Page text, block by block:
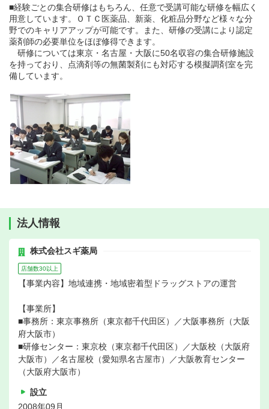
■経験ごとの集合研修はもちろん、任意で受講可能な研修を幅広く
用意しています。ＯＴＣ医薬品、新薬、化粧品分野など様々な分
野でのキャリアアップが可能です。また、研修の受講により認定
薬剤師の必要単位をほぼ修得できます。
研修については東京・名古屋・大阪に50名収容の集合研修施設
を持っており、点滴剤等の無菌製剤にも対応する模擬調剤室を完
備しています。
法人情報
株式会社スギ薬局
店舗数30以上
【事業内容】地域連携・地域密着型ドラッグストアの運営
【事業所】
■事務所：東京事務所（東京都千代田区）／大阪事務所（大阪
府大阪市）
■研修センター：東京校（東京都千代田区）／大阪校（大阪府
大阪市）／名古屋校（愛知県名古屋市）／大阪教育センター
（大阪府大阪市）
設立
2008年09月